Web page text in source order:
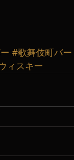
#歌舞伎町バー
ィスキー